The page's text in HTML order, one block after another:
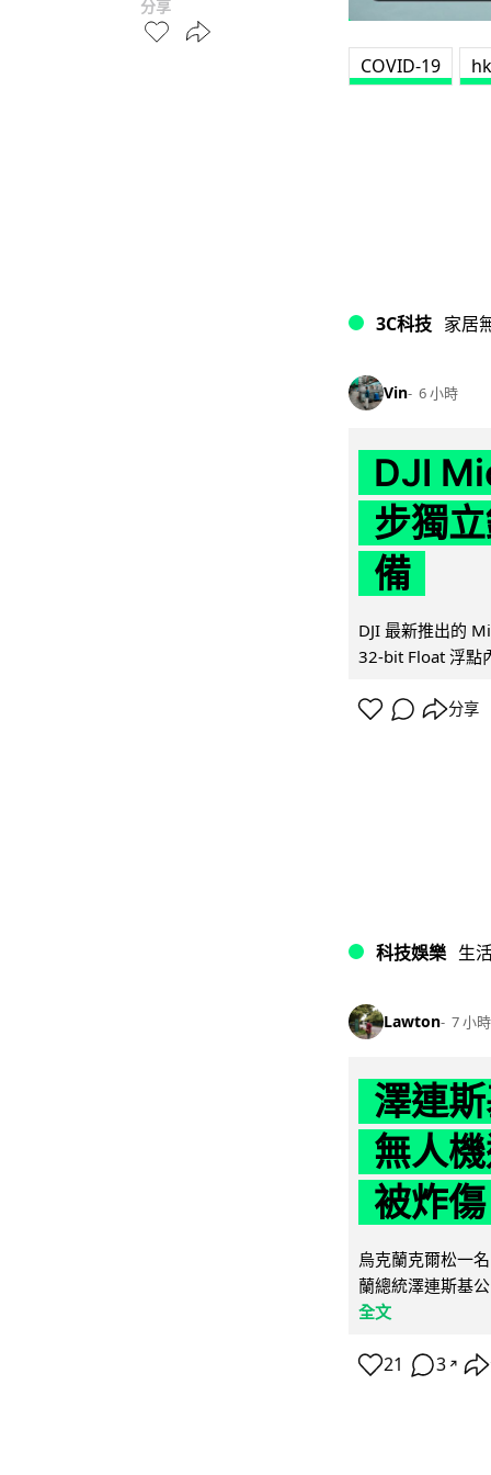
分享
COVID-19
3C科技 家居
Vin 6 小時
DJI
步獨
備
DJI 最新推出的
32-bit Float 浮點
分享
科技娛樂 生
Lawton 7 小時
澤連
無人
被炸傷
烏克蘭克爾松一
蘭總統澤連斯基
全文
21 3 ↗